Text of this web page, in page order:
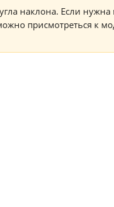
наклона. Если нужна
присмотреться к